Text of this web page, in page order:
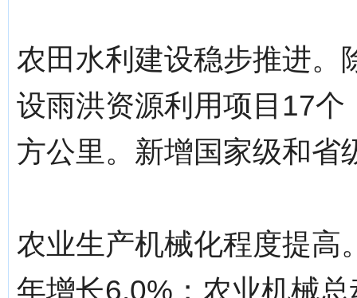
农田水利建设稳步推进。
设雨洪资源利用项目17
方公里。新增国家级和省
农业生产机械化程度提高
年增长6.0%；农业机械